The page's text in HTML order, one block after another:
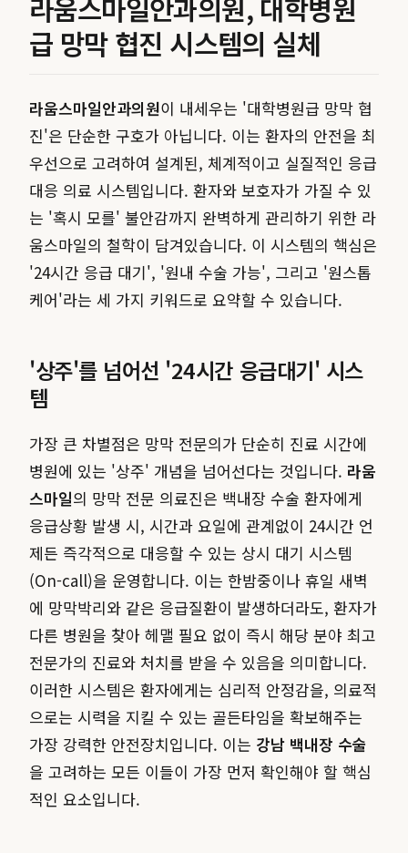
라움스마일안과의원, 대학병원
급 망막 협진 시스템의 실체
라움스마일안과의원이 내세우는 '대학병원급 망막 협
진'은 단순한 구호가 아닙니다. 이는 환자의 안전을 최
우선으로 고려하여 설계된, 체계적이고 실질적인 응급
대응 의료 시스템입니다. 환자와 보호자가 가질 수 있
는 '혹시 모를' 불안감까지 완벽하게 관리하기 위한 라
움스마일의 철학이 담겨있습니다. 이 시스템의 핵심은
'24시간 응급 대기', '원내 수술 가능', 그리고 '원스톱
케어'라는 세 가지 키워드로 요약할 수 있습니다.
'상주'를 넘어선 '24시간 응급대기' 시스
템
가장 큰 차별점은 망막 전문의가 단순히 진료 시간에
병원에 있는 '상주' 개념을 넘어선다는 것입니다. 라움
스마일의 망막 전문 의료진은 백내장 수술 환자에게
응급상황 발생 시, 시간과 요일에 관계없이 24시간 언
제든 즉각적으로 대응할 수 있는 상시 대기 시스템
(On-call)을 운영합니다. 이는 한밤중이나 휴일 새벽
에 망막박리와 같은 응급질환이 발생하더라도, 환자가
다른 병원을 찾아 헤맬 필요 없이 즉시 해당 분야 최고
전문가의 진료와 처치를 받을 수 있음을 의미합니다.
이러한 시스템은 환자에게는 심리적 안정감을, 의료적
으로는 시력을 지킬 수 있는 골든타임을 확보해주는
가장 강력한 안전장치입니다. 이는 강남 백내장 수술
을 고려하는 모든 이들이 가장 먼저 확인해야 할 핵심
적인 요소입니다.